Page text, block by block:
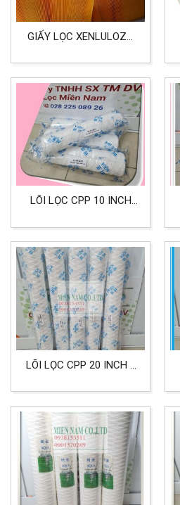
GIẤY LỌC XENLULOZO
LỌC HƠI DẦU
LÕI LỌC CPP 10 INCH
MÁY, LỌC NHỚT
LÕI LỌC CPP 20 INCH 1
NGHIỆP